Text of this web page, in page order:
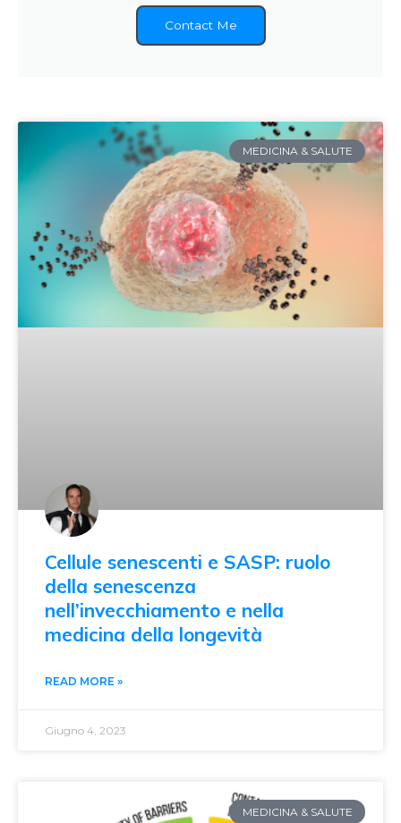
Contact Me
MEDICINA & SALUTE
Cellule senescenti e SASP: ruolo
della senescenza
nell’invecchiamento e nella
medicina della longevità
READ MORE »
Giugno 4, 2023
MEDICINA & SALUTE